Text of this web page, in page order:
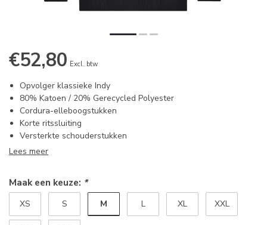
€52,80 Excl. btw
Opvolger klassieke Indy
80% Katoen / 20% Gerecycled Polyester
Cordura-elleboogstukken
Korte ritssluiting
Versterkte schouderstukken
Lees meer
Maak een keuze: *
XS S M L XL XXL